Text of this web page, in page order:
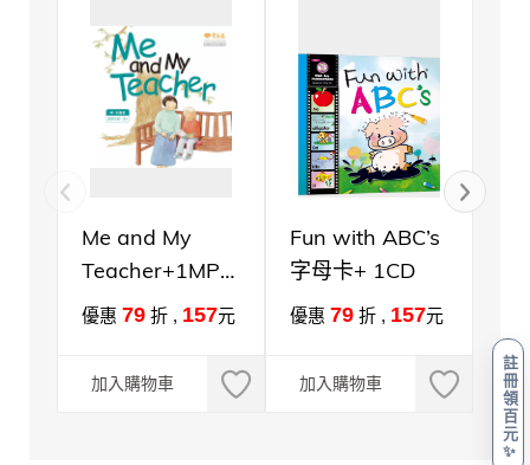
註
冊
領
百
元
✨
Me and My
Teacher+1MP3
(中英雙語繪本)
優惠 79 折 , 157元
加入購物車
Fun with ABC’s
字母卡+ 1CD
優惠 79 折 , 157元
加入購物車 加